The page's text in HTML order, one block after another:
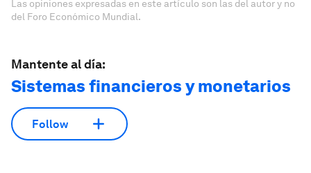
Las opiniones expresadas en este artículo son las del autor y no
del Foro Económico Mundial.
Mantente al día:
Sistemas financieros y monetarios
Follow